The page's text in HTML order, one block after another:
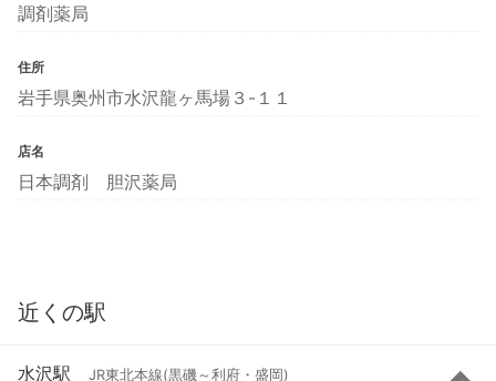
調剤薬局
住所
岩手県奥州市水沢龍ヶ馬場３-１１
店名
日本調剤 胆沢薬局
近くの駅
水沢駅 JR東北本線(黒磯～利府・盛岡)